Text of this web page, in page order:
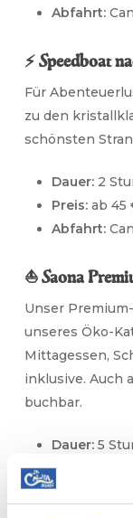
Abfahrt:
⚡ Speedboat
Für
zu den
schönsten
Dauer:2
Preis:ab 45
Abfahrt:
⛵ Saona
Unser
unseres Öko-
Mittagessen,
inklusive. Auch
buchbar.
Dauer:5
Preis:
Abfahrt: